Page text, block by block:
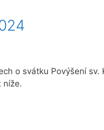
o svátku Povýšení
níže.